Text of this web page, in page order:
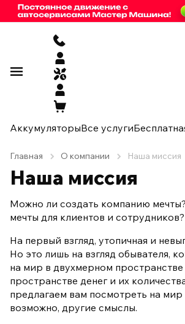
АккумуляторыВсе услуги
Главная О компании Наша миссия
Наша миссия
Можно ли создать компанию
мечты для клиентов и сотрудников?
На первый взгляд, утопичная и
Но это лишь на взгляд обывателя,
на мир в двухмерном пространстве
пространстве денег и их
предлагаем вам посмотреть на
возможно, другие смыслы.